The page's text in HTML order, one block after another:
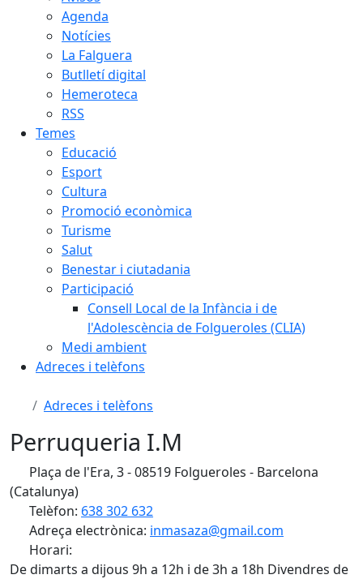
Agenda
Notícies
La Falguera
Butlletí digital
Hemeroteca
RSS
Temes
Educació
Esport
Cultura
Promoció econòmica
Turisme
Salut
Benestar i ciutadania
Participació
Consell Local de la Infància i de
l'Adolescència de Folgueroles (CLIA)
Medi ambient
Adreces i telèfons
Adreces i telèfons
Perruqueria I.M
Plaça de l'Era, 3 - 08519 Folgueroles - Barcelona
(Catalunya)
Telèfon: 638 302 632
Adreça electrònica: inmasaza@gmail.com
Horari:
De dimarts a dijous 9h a 12h i de 3h a 18h Divendres de